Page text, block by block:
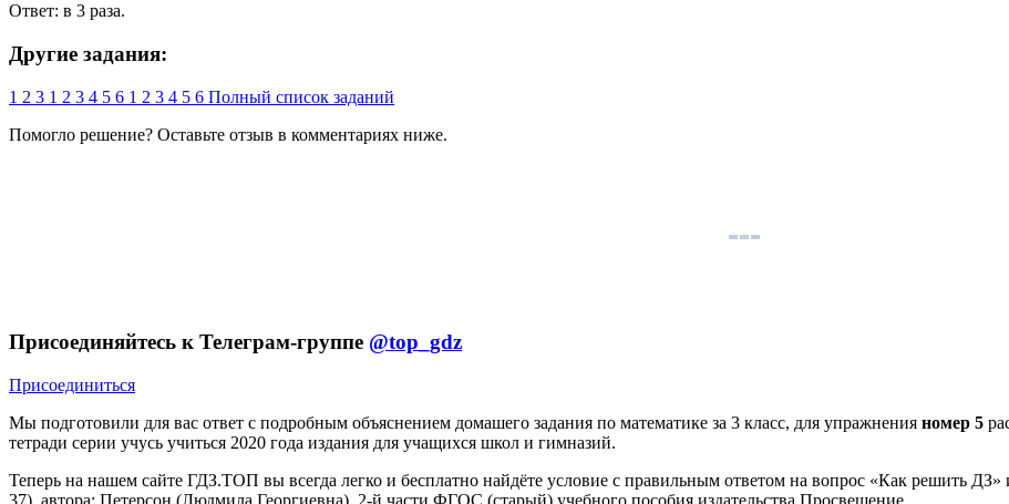
Ответ: в 3 раза.
Другие задания:
1 2 3 1 2 3 4 5 6 1 2 3 4 5 6 Полный список заданий
Помогло решение? Оставьте отзыв в комментариях ниже.
Присоединяйтесь к Телеграм-группе @top_gdz
Присоединиться
Мы подготовили для вас ответ c подробным объяснением домашего задания по математике за 3 класс, для упражнения номер 5
тетради серии учусь учиться 2020 года издания для учащихся школ и гимназий.
Теперь на нашем сайте ГДЗ.ТОП вы всегда легко и бесплатно найдёте условие с правильным ответом на вопрос «Как решить
37), автора: Петерсон (Людмила Георгиевна), 2-й части ФГОС (старый) учебного пособия издательства Просвещение.